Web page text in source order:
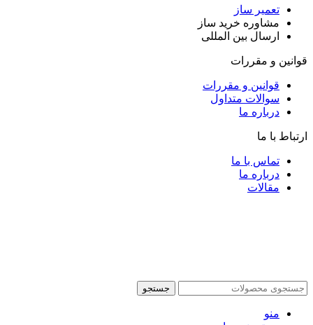
تعمیر ساز
مشاوره خرید ساز
ارسال بین المللی
قوانین و مقررات
قوانین و مقررات
سوالات متداول
درباره ما
ارتباط با ما
تماس با ما
درباره ما
مقالات
جستجو
منو